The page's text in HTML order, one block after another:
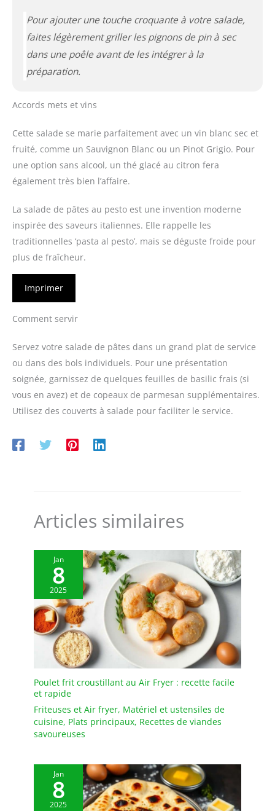
Pour ajouter une touche croquante à votre salade,
faites légèrement griller les pignons de pin à sec
dans une poêle avant de les intégrer à la
préparation.
Accords mets et vins
Cette salade se marie parfaitement avec un vin blanc sec et
fruité, comme un Sauvignon Blanc ou un Pinot Grigio. Pour
une option sans alcool, un thé glacé au citron fera
également très bien l’affaire.
La salade de pâtes au pesto est une invention moderne
inspirée des saveurs italiennes. Elle rappelle les
traditionnelles ‘pasta al pesto’, mais se déguste froide pour
plus de fraîcheur.
Imprimer
Comment servir
Servez votre salade de pâtes dans un grand plat de service
ou dans des bols individuels. Pour une présentation
soignée, garnissez de quelques feuilles de basilic frais (si
vous en avez) et de copeaux de parmesan supplémentaires.
Utilisez des couverts à salade pour faciliter le service.
Articles similaires
Jan
8
2025
Poulet frit croustillant au Air Fryer : recette facile
et rapide
Friteuses et Air fryer, Matériel et ustensiles de
cuisine, Plats principaux, Recettes de viandes
savoureuses
Jan
8
2025